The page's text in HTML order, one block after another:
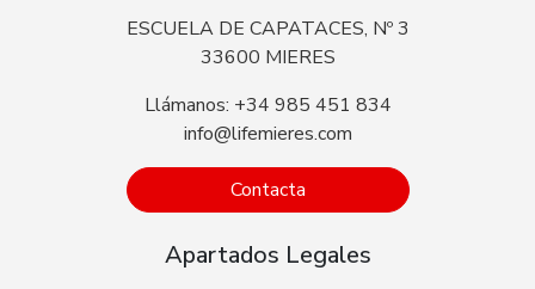
ESCUELA DE CAPATACES, Nº 3
33600 MIERES
Llámanos: +34 985 451 834
info@lifemieres.com
Contacta
Apartados Legales